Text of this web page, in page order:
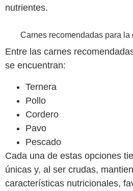
nutrientes.
Carnes recomendadas para la
Entre las carnes
se encuentran:
Ternera
Pollo
Cordero
Pavo
Pescado
Cada una de estas opciones
únicas y, al ser crudas,
características nutricionales,